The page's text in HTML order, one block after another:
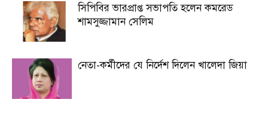
সিপিবির ভারপ্রাপ্ত সভাপতি হলেন কমরেড
শামসুজ্জামান সেলিম
নেতা-কর্মীদের যে নির্দেশ দিলেন খালেদা জিয়া